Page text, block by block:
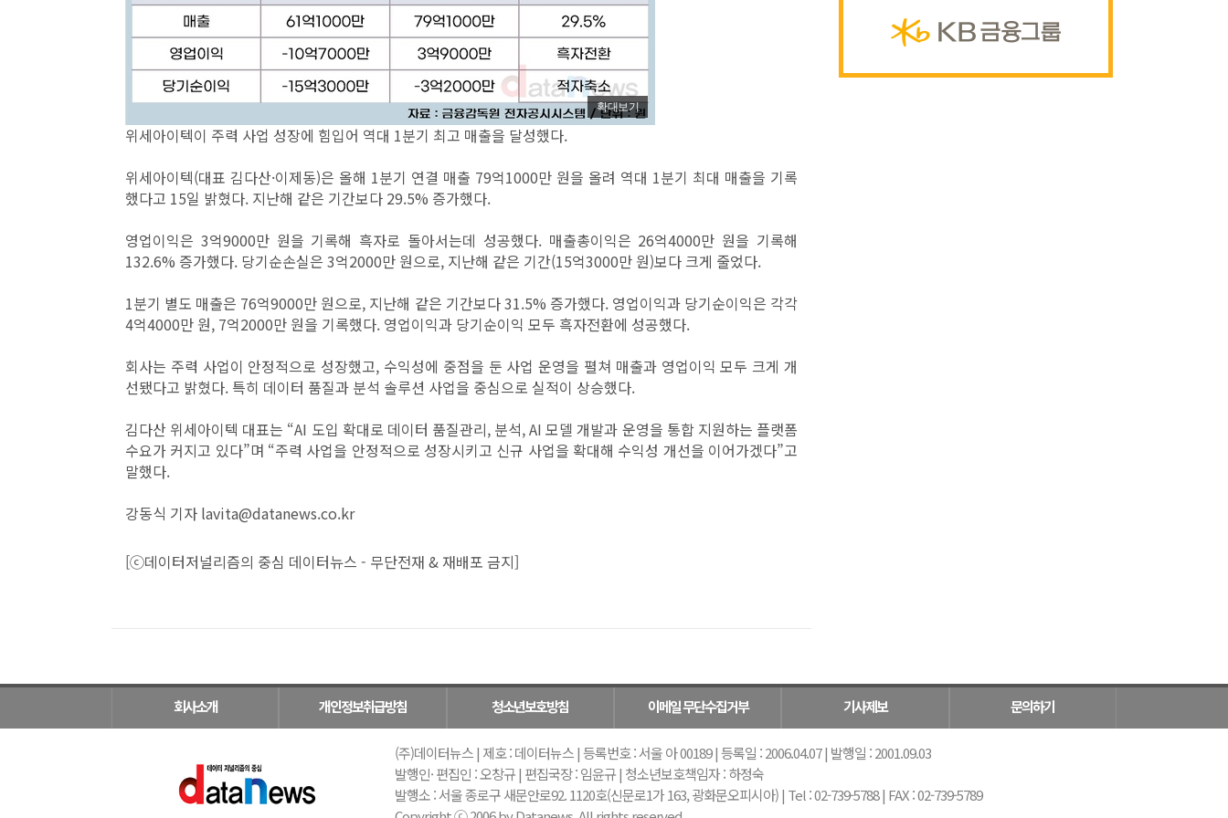
확대보기
위세아이텍이 주력 사업 성장에 힘입어 역대 1분기 최고 매출을 달성했다.
위세아이텍(대표 김다산·이제동)은 올해 1분기 연결 매출 79억1000만 원을 올려 역대 1분기 최대 매출을 기록
했다고 15일 밝혔다. 지난해 같은 기간보다 29.5% 증가했다.
영업이익은 3억9000만 원을 기록해 흑자로 돌아서는데 성공했다. 매출총이익은 26억4000만 원을 기록해
132.6% 증가했다. 당기순손실은 3억2000만 원으로, 지난해 같은 기간(15억3000만 원)보다 크게 줄었다.
1분기 별도 매출은 76억9000만 원으로, 지난해 같은 기간보다 31.5% 증가했다. 영업이익과 당기순이익은 각각
4억4000만 원, 7억2000만 원을 기록했다. 영업이익과 당기순이익 모두 흑자전환에 성공했다.
회사는 주력 사업이 안정적으로 성장했고, 수익성에 중점을 둔 사업 운영을 펼쳐 매출과 영업이익 모두 크게 개
선됐다고 밝혔다. 특히 데이터 품질과 분석 솔루션 사업을 중심으로 실적이 상승했다.
김다산 위세아이텍 대표는 “AI 도입 확대로 데이터 품질관리, 분석, AI 모델 개발과 운영을 통합 지원하는 플랫폼
수요가 커지고 있다”며 “주력 사업을 안정적으로 성장시키고 신규 사업을 확대해 수익성 개선을 이어가겠다”고
말했다.
강동식 기자 lavita@datanews.co.kr
[ⓒ데이터저널리즘의 중심 데이터뉴스 - 무단전재 & 재배포 금지]
회사소개 개인정보취급방침 청소년보호방침 이메일 무단수집거부 기사제보 문의하기
(주)데이터뉴스 | 제호 : 데이터뉴스 | 등록번호 : 서울 아 00189 | 등록일 : 2006.04.07 | 발행일 : 2001.09.03
발행인· 편집인 : 오창규 | 편집국장 : 임윤규 | 청소년보호책임자 : 하정숙
발행소 : 서울 종로구 새문안로92. 1120호(신문로1가 163, 광화문오피시아) | Tel : 02-739-5788 | FAX : 02-739-5789